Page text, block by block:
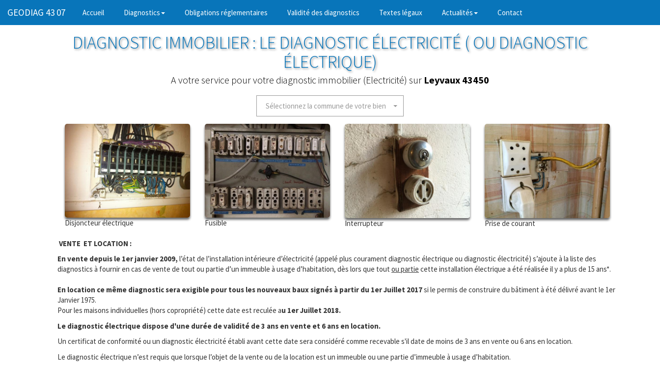
GEODIAG 43 07 Accueil (current)Diagnostics Obligations réglementaires Validité des diagnostics Textes légaux Actualités Contact
DIAGNOSTIC IMMOBILIER : LE DIAGNOSTIC ÉLECTRICITÉ ( OU DIAGNOSTIC
ÉLECTRIQUE)
A votre service pour votre diagnostic immobilier (Electricité) sur Leyvaux 43450
Sélectionnez la commune de votre bien
Disjoncteur électrique Fusible Interrupteur Prise de courant
VENTE ET LOCATION :
En vente depuis le 1er janvier 2009, l’état de l’installation intérieure d’électricité (appelé plus courament diagnostic électrique ou diagnostic électricité) s’ajoute à la liste des
diagnostics à fournir en cas de vente de tout ou partie d’un immeuble à usage d’habitation, dès lors que tout ou partie cette installation électrique a été réalisée il y a plus de 15 ans*.
En location ce même diagnostic sera exigible pour tous les nouveaux baux signés à partir du 1er Juillet 2017si le permis de construire du bâtiment à été délivré avant le 1er
Janvier 1975.
Pour les maisons individuelles (hors copropriété) cette date est reculée au 1er Juillet 2018.
Le diagnostic électrique dispose d'une durée de validité de 3 ans en vente et 6 ans en location.
Un certificat de conformité ou un diagnostic électricité établi avant cette date sera considéré comme recevable s'il date de moins de 3 ans en vente ou 6 ans en location.
Le diagnostic électrique n’est requis que lorsque l’objet de la vente ou de la location est un immeuble ou une partie d’immeuble à usage d’habitation.